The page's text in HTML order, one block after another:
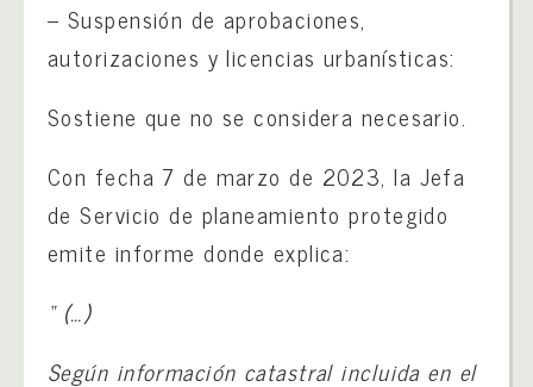
– Suspensión de aprobaciones,
autorizaciones y licencias urbanísticas:
Sostiene que no se considera necesario.
Con fecha 7 de marzo de 2023, la Jefa
de Servicio de planeamiento protegido
emite informe donde explica:
“ (…)
Según información catastral incluida en el